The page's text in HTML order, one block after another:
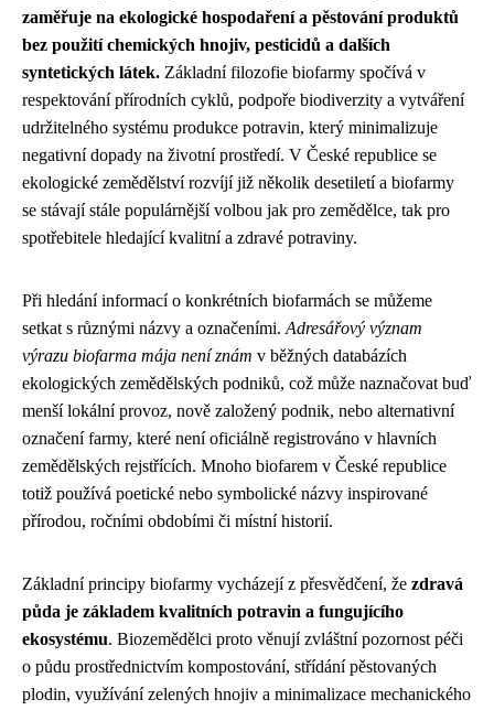
zaměřuje na ekologické hospodaření a pěstování produktů
bez použití chemických hnojiv, pesticidů a dalších
syntetických látek. Základní filozofie biofarmy spočívá v
respektování přírodních cyklů, podpoře biodiverzity a vytváření
udržitelného systému produkce potravin, který minimalizuje
negativní dopady na životní prostředí. V České republice se
ekologické zemědělství rozvíjí již několik desetiletí a biofarmy
se stávají stále populárnější volbou jak pro zemědělce, tak pro
spotřebitele hledající kvalitní a zdravé potraviny.
Při hledání informací o konkrétních biofarmách se můžeme
setkat s různými názvy a označeními. Adresářový význam
výrazu biofarma mája není znám v běžných databázích
ekologických zemědělských podniků, což může naznačovat buď
menší lokální provoz, nově založený podnik, nebo alternativní
označení farmy, které není oficiálně registrováno v hlavních
zemědělských rejstřících. Mnoho biofarem v České republice
totiž používá poetické nebo symbolické názvy inspirované
přírodou, ročními obdobími či místní historií.
Základní principy biofarmy vycházejí z přesvědčení, že zdravá
půda je základem kvalitních potravin a fungujícího
ekosystému. Biozemědělci proto věnují zvláštní pozornost péči
o půdu prostřednictvím kompostování, střídání pěstovaných
plodin, využívání zelených hnojiv a minimalizace mechanického